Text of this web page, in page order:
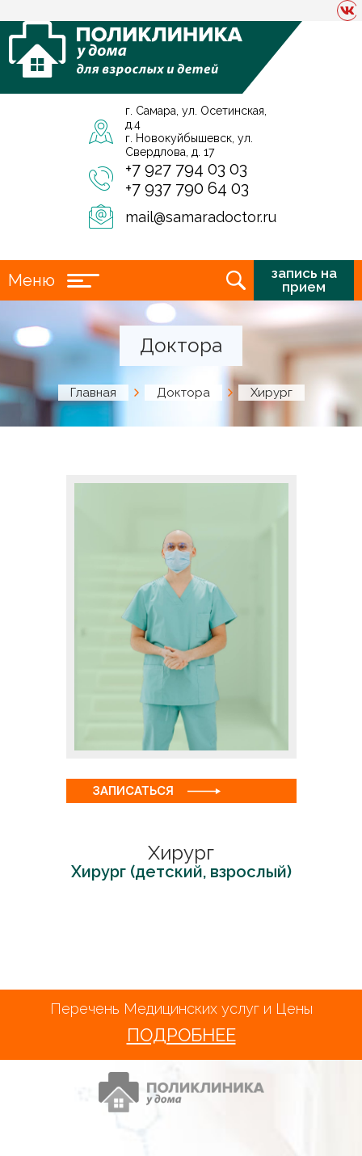
г. Самара, ул. Осетинская,
д.4
г. Новокуйбышевск, ул.
Свердлова, д. 17
+7 927 794 03 03
+7 937 790 64 03
mail@samaradoctor.ru
Меню
запись на
прием
Доктора
Главная Доктора Хирург
ЗАПИСАТЬСЯ
Хирург
Хирург (детский, взрослый)
Перечень Медицинских услуг и Цены
ПОДРОБНЕЕ